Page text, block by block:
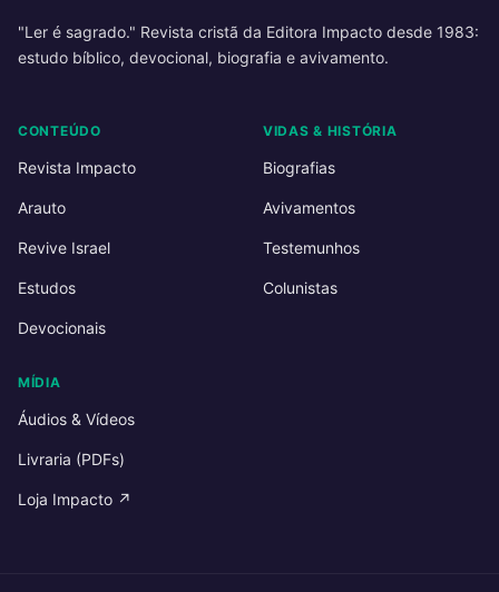
"Ler é sagrado." Revista cristã da Editora Impacto desde 1983:
estudo bíblico, devocional, biografia e avivamento.
CONTEÚDO
Revista Impacto
Arauto
Revive Israel
Estudos
Devocionais
VIDAS & HISTÓRIA
Biografias
Avivamentos
Testemunhos
Colunistas
MÍDIA
Áudios & Vídeos
Livraria (PDFs)
Loja Impacto ↗